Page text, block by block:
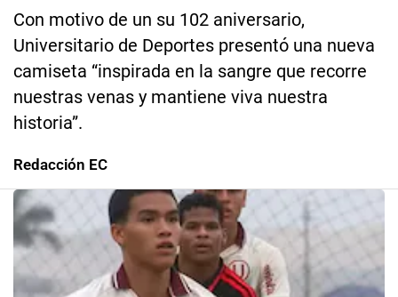
Con motivo de un su 102 aniversario,
Universitario de Deportes presentó una nueva
camiseta “inspirada en la sangre que recorre
nuestras venas y mantiene viva nuestra
historia”.
Redacción EC